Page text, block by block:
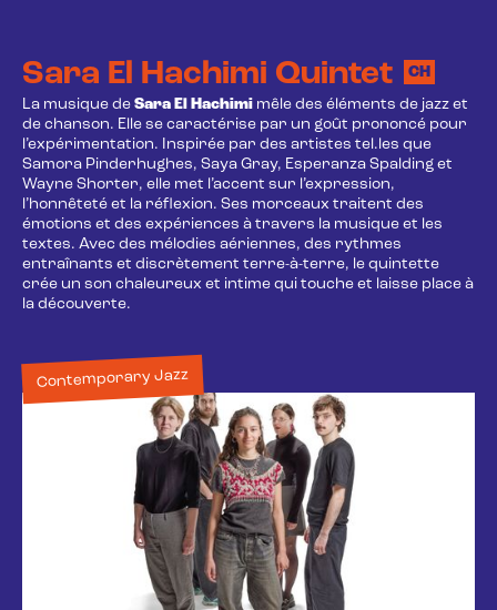
Sara El Hachimi Quintet
CH
La musique de Sara El Hachimi mêle des éléments de jazz et
de chanson. Elle se caractérise par un goût prononcé pour
l’expérimentation. Inspirée par des artistes tel.les que
Samora Pinderhughes, Saya Gray, Esperanza Spalding et
Wayne Shorter, elle met l’accent sur l’expression,
l’honnêteté et la réflexion. Ses morceaux traitent des
émotions et des expériences à travers la musique et les
textes. Avec des mélodies aériennes, des rythmes
entraînants et discrètement terre-à-terre, le quintette
crée un son chaleureux et intime qui touche et laisse place à
la découverte.
Contemporary Jazz